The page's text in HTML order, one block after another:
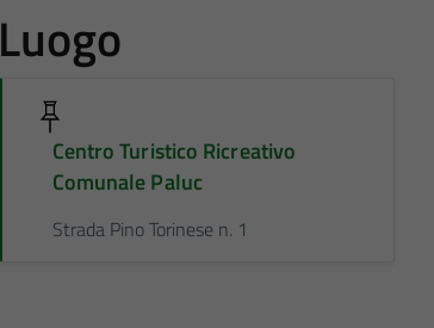
Luogo
Centro Turistico Ricreativo
Comunale Paluc
Strada Pino Torinese n. 1